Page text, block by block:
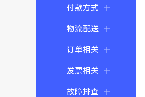
付款方式
物流配送
订单相关
发票相关
故障排查